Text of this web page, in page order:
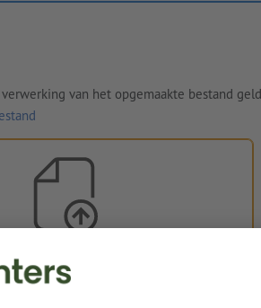
van het opgemaakte bestand
bestanden